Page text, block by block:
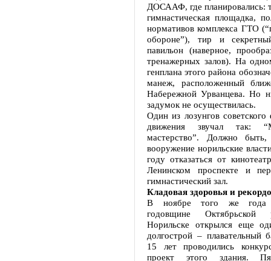
ДОСААФ, где планировались:
гимнастическая площадка,
нормативов комплекса ГТО
обороне”), тир и
павильон (наверное,
тренажерных залов). На
генплана этого района
манеж, расположенный
Набережной Урванцева. Но
задумок не осуществилась.
Один из лозунгов советского
движения звучал так:
мастерство”. Должно
вооружение норильские
году отказаться от
Ленинском проспекте и
гимнастический зал.
Кладовая здоровья и
В ноябре того же года
годовщине Октябрьской
Норильске открылся еще
долгострой – плавательный
15 лет проводились
проект этого здания.